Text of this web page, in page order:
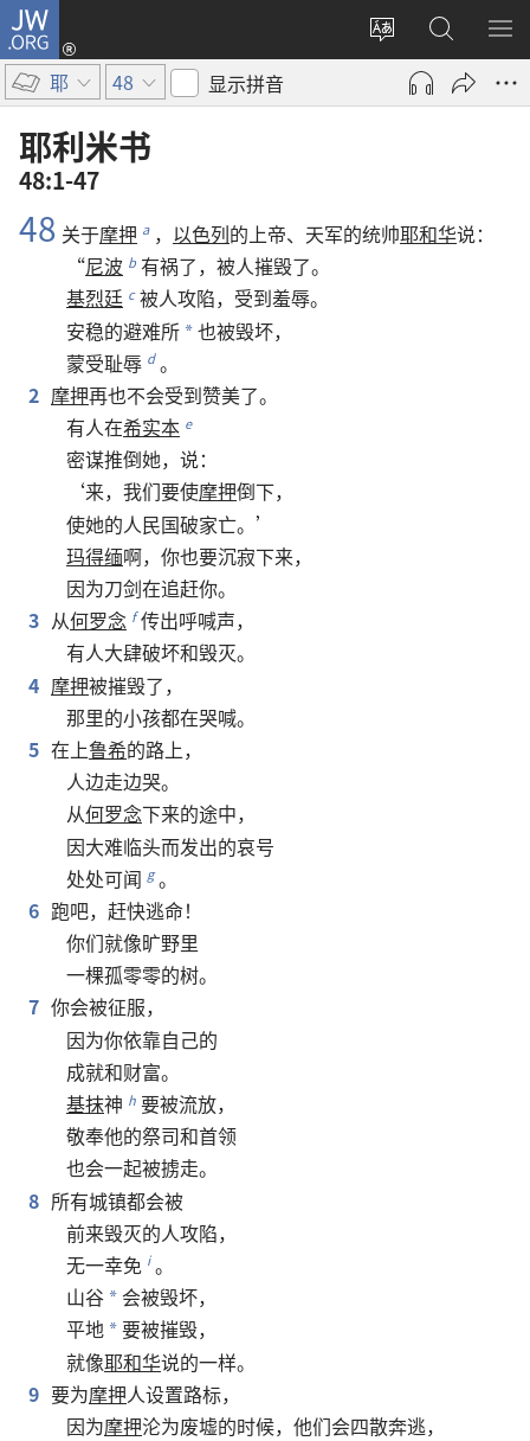
JW.ORG
更
网
登
录
开
搜
索
JW.ORG
显
菜
耶 48 显示拼音
耶利米书
48:1-47
48 关于摩押 a ， 以色列的上帝、 天军的统帅耶和华说：
“尼波 b 有祸了， 被人摧毁了。
基烈廷 c 被人攻陷， 受到羞辱。
安稳的避难所 *也被毁坏，
蒙受耻辱 d 。
2 摩押再也不会受到赞美了。
有人在希实本 e
密谋推倒她， 说：
‘来， 我们要使摩押倒下，
使她的人民国破家亡。’
玛得缅啊， 你也要沉寂下来，
因为刀剑在追赶你。
3 从何罗念 f 传出呼喊声，
有人大肆破坏和毁灭。
4 摩押被摧毁了，
那里的小孩都在哭喊。
5 在上鲁希的路上，
人边走边哭。
从何罗念下来的途中，
因大难临头而发出的哀号
处处可闻 g 。
6 跑吧， 赶快逃命！
你们就像旷野里
一棵孤零零的树。
7 你会被征服，
因为你依靠自己的
成就和财富。
基抹神 h 要被流放，
敬奉他的祭司和首领
也会一起被掳走。
8 所有城镇都会被
前来毁灭的人攻陷，
无一幸免 i 。
山谷 * 会被毁坏，
平地 *要被摧毁，
就像耶和华说的一样。
9 要为摩押人设置路标，
因为摩押沦为废墟的时候， 他们会四散奔逃，